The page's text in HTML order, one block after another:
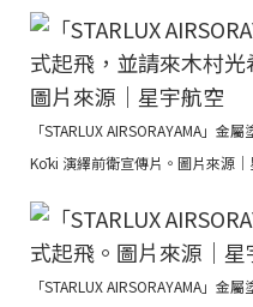
「STARLUX AIRSORAYAMA」
Kōki 演繹前衛宣傳片。圖片來源
「STARLUX AIRSORAYAMA」